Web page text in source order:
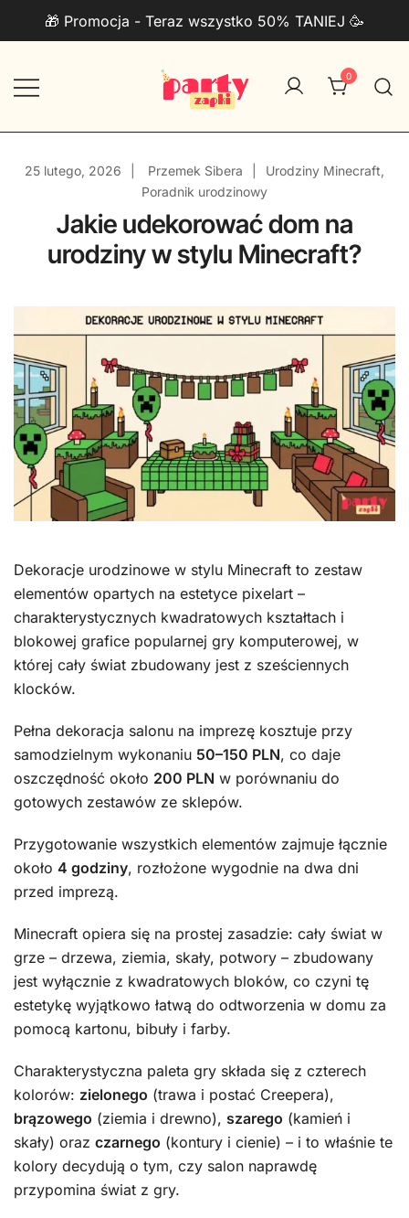
Przejdź
🎁 Promocja - Teraz wszystko 50% TANIEJ 🥳
PartyZAPKI
0
25 lutego, 2026 Przemek Sibera Urodziny Minecraft,
Poradnik urodzinowy
Jakie udekorować dom na
urodziny w stylu Minecraft?
Dekoracje urodzinowe w stylu Minecraft to zestaw
elementów opartych na estetyce pixelart –
charakterystycznych kwadratowych kształtach i
blokowej grafice popularnej gry komputerowej, w
której cały świat zbudowany jest z sześciennych
klocków.
Pełna dekoracja salonu na imprezę kosztuje przy
samodzielnym wykonaniu 50–150 PLN, co daje
oszczędność około 200 PLN w porównaniu do
gotowych zestawów ze sklepów.
Przygotowanie wszystkich elementów zajmuje łącznie
około 4 godziny, rozłożone wygodnie na dwa dni
przed imprezą.
Minecraft opiera się na prostej zasadzie: cały świat w
grze – drzewa, ziemia, skały, potwory – zbudowany
jest wyłącznie z kwadratowych bloków, co czyni tę
estetykę wyjątkowo łatwą do odtworzenia w domu za
pomocą kartonu, bibuły i farby.
Charakterystyczna paleta gry składa się z czterech
kolorów: zielonego (trawa i postać Creepera),
brązowego (ziemia i drewno), szarego (kamień i
skały) oraz czarnego (kontury i cienie) – i to właśnie te
kolory decydują o tym, czy salon naprawdę
przypomina świat z gry.